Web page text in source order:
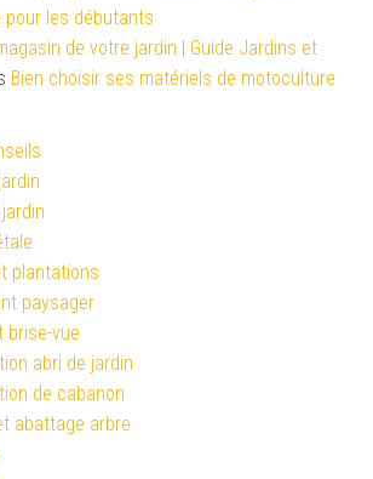
pour les débutants
de votre jardin | Guide Jardins et
Bien choisir ses matériels de motoculture
plantations
paysager
brise-vue
abri de jardin
de cabanon
abattage arbre